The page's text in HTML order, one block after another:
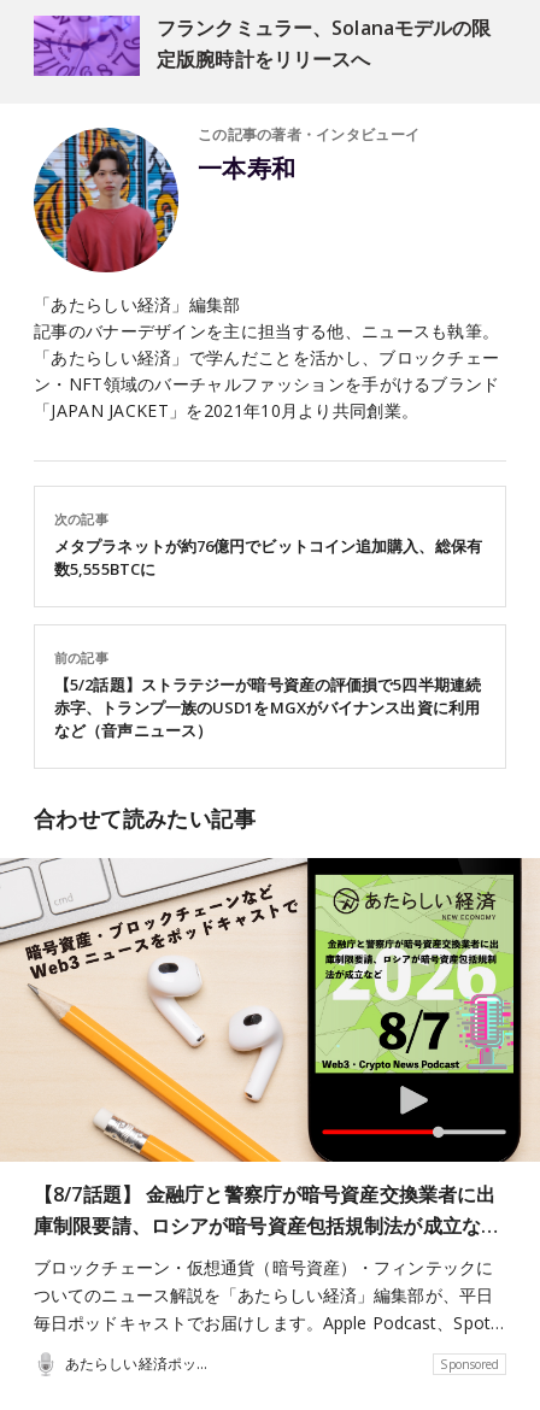
フランクミュラー、Solanaモデルの限
定版腕時計をリリースへ
この記事の著者・インタビューイ
一本寿和
「あたらしい経済」編集部
記事のバナーデザインを主に担当する他、ニュースも執筆。
「あたらしい経済」で学んだことを活かし、ブロックチェー
ン・NFT領域のバーチャルファッションを手がけるブランド
「JAPAN JACKET」を2021年10月より共同創業。
前の記事
【5/2話題】ストラテジーが暗号資産の評価損で5四半期連続
赤字、トランプ一族のUSD1をMGXがバイナンス出資に利用
など（音声ニュース）
次の記事
メタプラネットが約76億円でビットコイン追加購入、総保有
数5,555BTCに
合わせて読みたい記事
【8/7話題】 金融庁と警察庁が暗号資産交換業者に出
庫制限要請、ロシアが暗号資産包括規制法が成立な…
ブロックチェーン・仮想通貨（暗号資産）・フィンテックに
ついてのニュース解説を「あたらしい経済」編集部が、平日
毎日ポッドキャストでお届けします。Apple Podcast、Spot…
あたらしい経済ポッドキャスト Sponsored